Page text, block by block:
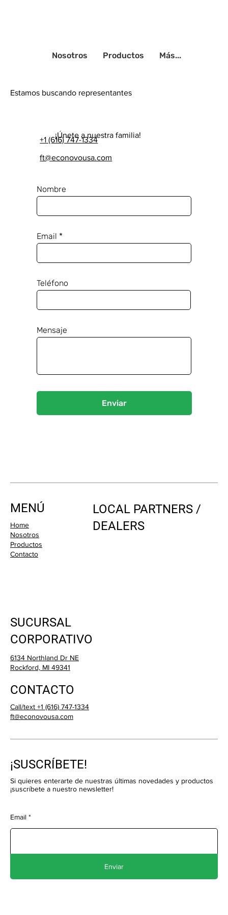
Estamos buscando representantes
​¡Únete a nuestra familia!
+1 (616) 747-1334
ft@econovousa.com
Nombre
Email
Teléfono
Mensaje
Enviar
Nosotros Productos Más...
MENÚ
Home
Nosotros
Productos
Contacto
SUCURSAL
CORPORATIVO
6134 Northland Dr NE
Rockford, MI 49341
CONTACTO
Call/text +1 (616) 747-1334
ft@econovousa.com
LOCAL PARTNERS /
DEALERS
¡SUSCRÍBETE!
Si quieres enterarte de nuestras últimas novedades y productos
¡suscríbete a nuestro newsletter!
Email
Enviar